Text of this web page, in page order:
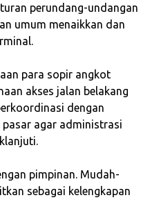
perundang-undangan
umum menaikkan dan
para sopir angkot
akses jalan belakang
dengan
agar administrasi
pimpinan. Mudah-
sebagai kelengkapan